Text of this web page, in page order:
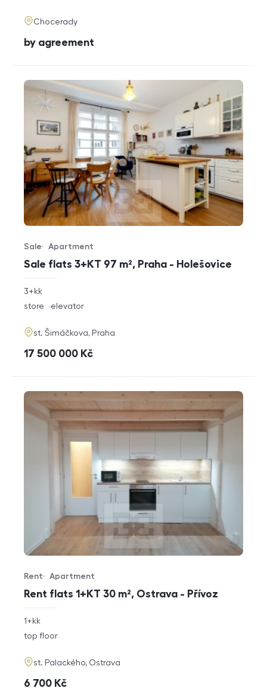
adresa
Chocerady
cena
by agreement
Sale flats 3+KT 97 m², Praha - Holešovice
Offer type
Sale
Property type
Apartment
rozměry
disposition
3+kk
funkce
store elevator
adresa
st. Šimáčkova, Praha
cena
17 500 000 Kč
Rent flats 1+KT 30 m², Ostrava - Přívoz
Offer type
Rent
Property type
Apartment
rozměry
disposition
1+kk
funkce
top floor
adresa
st. Palackého, Ostrava
cena
6 700 Kč